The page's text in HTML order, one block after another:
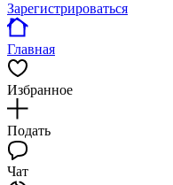
Зарегистрироваться
Главная
Избранное
Подать
Чат